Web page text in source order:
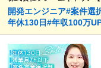
開発エンジニア#案件選
年休130日#年収100万